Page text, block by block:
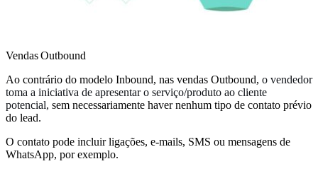
Vendas Outbound
Ao contrário do modelo Inbound, nas vendas Outbound, o vendedor
toma a iniciativa de apresentar o serviço/produto ao cliente
potencial, sem necessariamente haver nenhum tipo de contato prévio
do lead.
O contato pode incluir ligações, e-mails, SMS ou mensagens de
WhatsApp, por exemplo.